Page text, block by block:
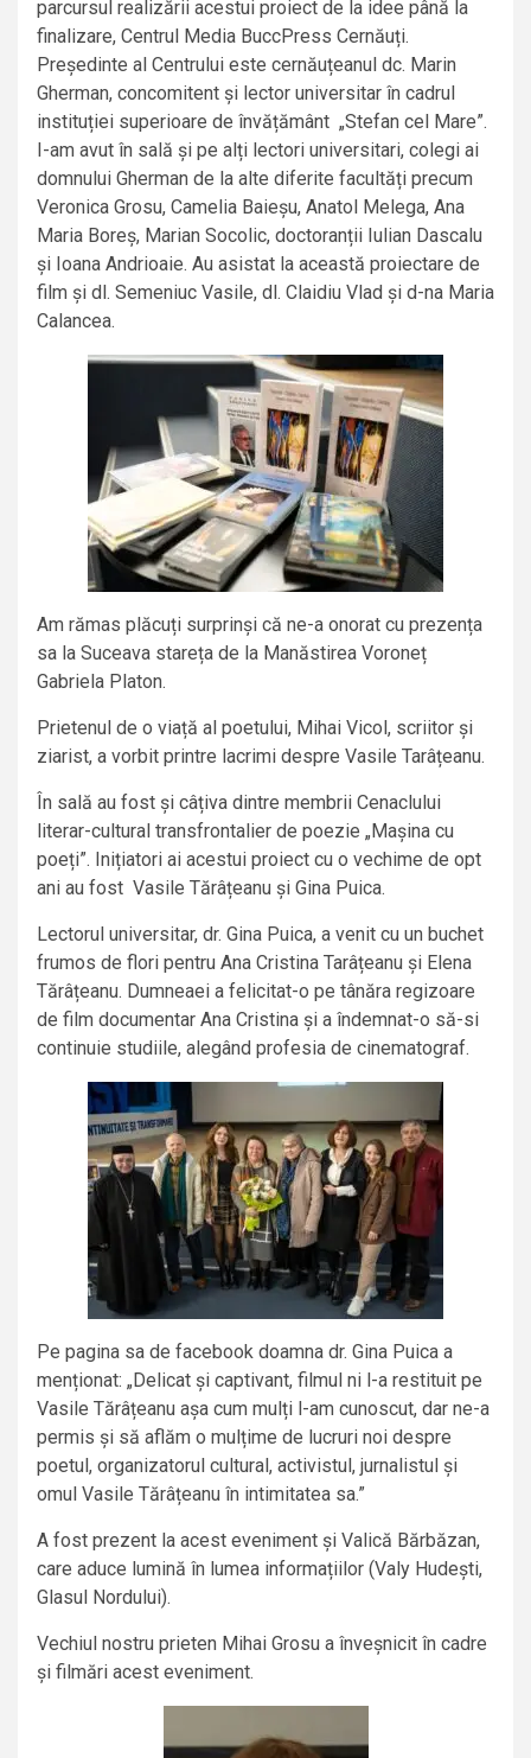
parcursul realizării acestui proiect de la idee până la
finalizare, Centrul Media BuccPress Cernăuți.
Președinte al Centrului este cernăuțeanul dc. Marin
Gherman, concomitent și lector universitar în cadrul
instituției superioare de învățământ „Stefan cel Mare”.
I-am avut în sală și pe alți lectori universitari, colegi ai
domnului Gherman de la alte diferite facultăți precum
Veronica Grosu, Camelia Baieșu, Anatol Melega, Ana
Maria Boreș, Marian Socolic, doctoranții Iulian Dascalu
și Ioana Andrioaie. Au asistat la această proiectare de
film și dl. Semeniuc Vasile, dl. Claidiu Vlad și d-na Maria
Calancea.
Am rămas plăcuți surprinși că ne-a onorat cu prezența
sa la Suceava stareța de la Manăstirea Voroneț
Gabriela Platon.
Prietenul de o viață al poetului, Mihai Vicol, scriitor și
ziarist, a vorbit printre lacrimi despre Vasile Tarâțeanu.
În sală au fost și câțiva dintre membrii Cenaclului
literar-cultural transfrontalier de poezie „Mașina cu
poeți”. Inițiatori ai acestui proiect cu o vechime de opt
ani au fost Vasile Tărâțeanu și Gina Puica.
Lectorul universitar, dr. Gina Puica, a venit cu un buchet
frumos de flori pentru Ana Cristina Tarâțeanu și Elena
Tărâțeanu. Dumneaei a felicitat-o pe tânăra regizoare
de film documentar Ana Cristina și a îndemnat-o să-si
continuie studiile, alegând profesia de cinematograf.
Pe pagina sa de facebook doamna dr. Gina Puica a
menționat: „Delicat și captivant, filmul ni l-a restituit pe
Vasile Tărâțeanu așa cum mulți l-am cunoscut, dar ne-a
permis și să aflăm o mulțime de lucruri noi despre
poetul, organizatorul cultural, activistul, jurnalistul și
omul Vasile Tărâțeanu în intimitatea sa.”
A fost prezent la acest eveniment și Valică Bărbăzan,
care aduce lumină în lumea informațiilor (Valy Hudești,
Glasul Nordului).
Vechiul nostru prieten Mihai Grosu a înveșnicit în cadre
și filmări acest eveniment.